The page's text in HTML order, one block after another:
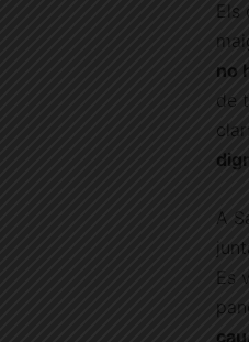
Els
no
de
clar:
A
Es